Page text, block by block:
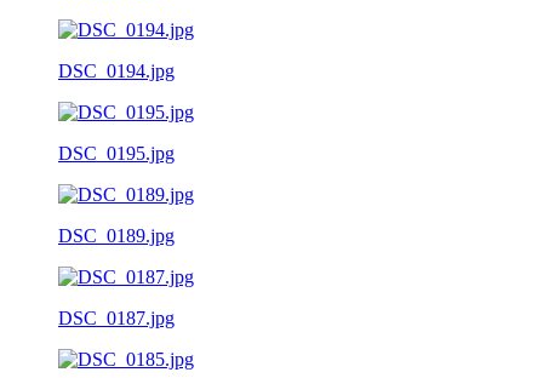
DSC_0194.jpg
DSC_0195.jpg
DSC_0189.jpg
DSC_0187.jpg